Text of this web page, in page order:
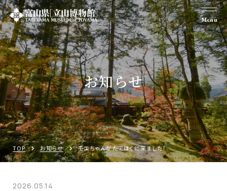
Menu
お知らせ
TOP お知らせ モエちゃんがたてはくに来ました！
2026.05.14